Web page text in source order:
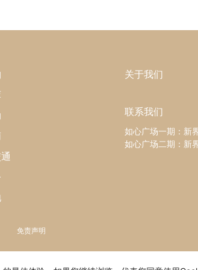
关于我们
联系我们
如心广场一期：新
如心广场二期：新
免责声明